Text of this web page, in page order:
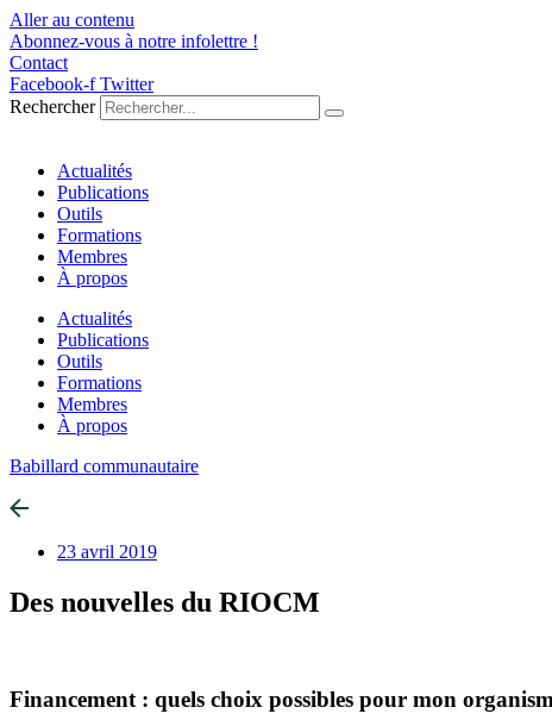
Aller au contenu
Abonnez-vous à notre infolettre !
Contact
Facebook-f Twitter
Rechercher
Actualités
Publications
Outils
Formations
Membres
À propos
Actualités
Publications
Outils
Formations
Membres
À propos
Babillard communautaire
23 avril 2019
Des nouvelles du RIOCM
Financement : quels choix possibles pour mon